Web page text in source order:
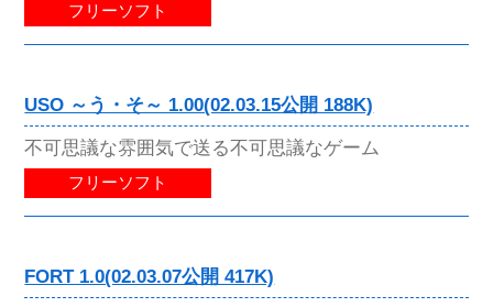
フリーソフト
USO ～う・そ～ 1.00(02.03.15公開 188K)
不可思議な雰囲気で送る不可思議なゲーム
フリーソフト
FORT 1.0(02.03.07公開 417K)